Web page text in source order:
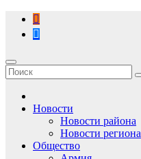
Перейти
содержимому
Новости
Новости района
Новости региона
Общество